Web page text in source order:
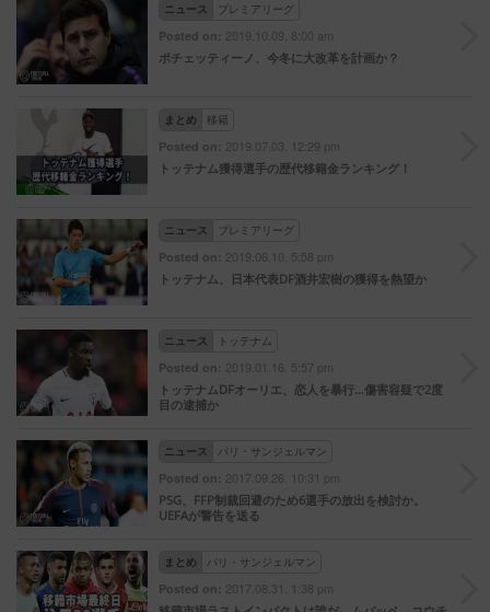
ニュース プレミアリーグ
Posted on: 2019.10.09. 8:00 am
ポチェッティーノ、今冬に大改革を計画か？
まとめ 移籍
Posted on: 2019.07.03. 12:29 pm
トッテナム獲得選手の歴代移籍金ランキング！
ニュース プレミアリーグ
Posted on: 2019.06.10. 5:58 pm
トッテナム、日本代表DF酒井宏樹の獲得を熱望か
ニュース トッテナム
Posted on: 2019.01.16. 5:57 pm
トッテナムDFオーリエ、恋人を暴行…傷害容疑で2度
目の逮捕か
ニュース パリ・サンジェルマン
Posted on: 2017.09.26. 10:31 pm
PSG、FFP制裁回避のため6選手の放出を検討か。
UEFAが警告を送る
まとめ パリ・サンジェルマン
Posted on: 2017.08.31. 1:38 pm